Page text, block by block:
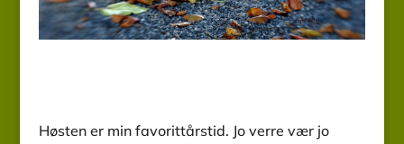
Høsten er min favorittårstid. Jo verre vær jo